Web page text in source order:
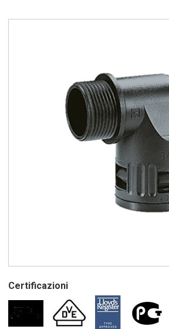
Certificazioni